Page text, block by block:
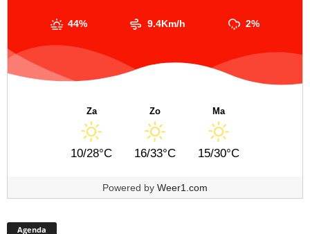
44% 9.4Km/h 2%
Za
10/28°C
Zo
16/33°C
Ma
15/30°C
Powered by Weer1.com
Agenda